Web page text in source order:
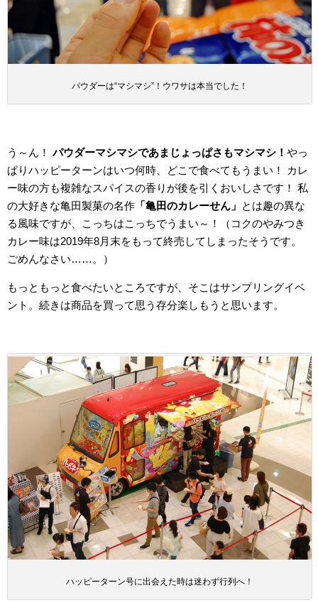
パウダーは“マシマシ”！ウワサは本当でした！
う～ん！パウダーマシマシであまじょっぱさもマシマシ！ やっ
ぱりハッピーターンはいつ何時、どこで食べてもうまい！ カレ
ー味の方も複雑なスパイスの香りが後を引くおいしさです！ 私
の大好きな亀田製菓の名作 「亀田のカレーせん」 とは趣の異な
る風味ですが、こっちはこっちでうまい～！（コクのやみつき
カレー味は2019年8月末をもって終売してしまったそうです。
ごめんなさい……。）
もっともっと食べたいところですが、そこはサンプリングイベ
ント。続きは商品を買って思う存分楽しもうと思います。
ハッピーターン号に出会えた時は迷わず行列へ！